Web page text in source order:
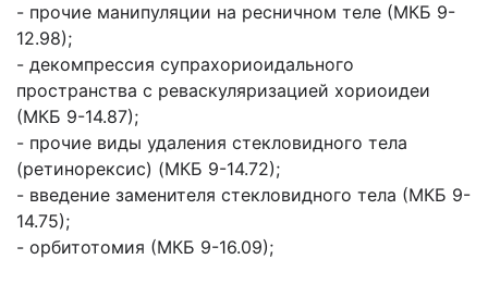
- прочие манипуляции на ресничном теле (МКБ 9-
12.98);
- декомпрессия супрахориоидального
пространства с реваскуляризацией хориоидеи
(МКБ 9-14.87);
- прочие виды удаления стекловидного тела
(ретинорексис) (МКБ 9-14.72);
- введение заменителя стекловидного тела (МКБ 9-
14.75);
- орбитотомия (МКБ 9-16.09);